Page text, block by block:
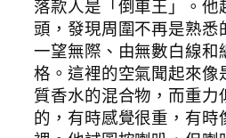
落款人是「倒車王」。他
頭，發現周圍不再是熟悉
一望無際、由無數白線和
格。這裡的空氣聞起來像
質香水的混合物，而重力
的，有時感覺很重，有時